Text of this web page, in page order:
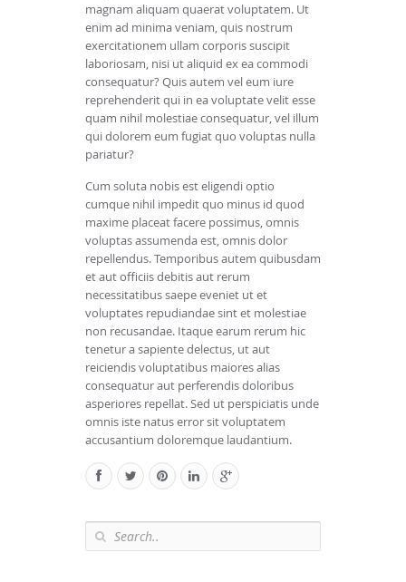
magnam aliquam quaerat voluptatem. Ut
enim ad minima veniam, quis nostrum
exercitationem ullam corporis suscipit
laboriosam, nisi ut aliquid ex ea commodi
consequatur? Quis autem vel eum iure
reprehenderit qui in ea voluptate velit esse
quam nihil molestiae consequatur, vel illum
qui dolorem eum fugiat quo voluptas nulla
pariatur?
Cum soluta nobis est eligendi optio
cumque nihil impedit quo minus id quod
maxime placeat facere possimus, omnis
voluptas assumenda est, omnis dolor
repellendus. Temporibus autem quibusdam
et aut officiis debitis aut rerum
necessitatibus saepe eveniet ut et
voluptates repudiandae sint et molestiae
non recusandae. Itaque earum rerum hic
tenetur a sapiente delectus, ut aut
reiciendis voluptatibus maiores alias
consequatur aut perferendis doloribus
asperiores repellat. Sed ut perspiciatis unde
omnis iste natus error sit voluptatem
accusantium doloremque laudantium.